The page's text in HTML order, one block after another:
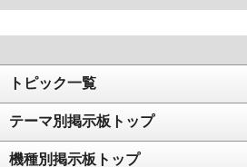
トピック一覧
テーマ別掲示板トップ
機種別掲示板トップ